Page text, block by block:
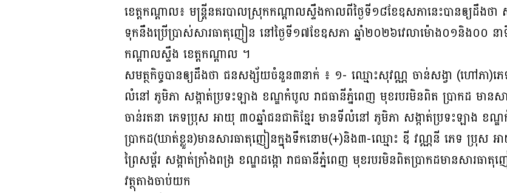
ខេត្តកណ្ដាល៖ មន្ត្រីនគរបាលស្រុកកណ្ដាលស្ទឹងកាលពីថ្ងៃទី១៨ខែឧសភានេះបានឲ្យដឹងថ
ទុកនឹងប្រើប្រាស់សារធាតុញៀន នៅថ្ងៃទី១៧ខែឧសភា ឆ្នាំ២០២៦វេលាម៉ោង០១និង០
កណ្តាលស្ទឹង ខេត្តកណ្តាល ។
សមត្ថកិច្ចបានឲ្យដឹងថា ជនសង្ស័យចំនួន៣នាក់ ៖ ១- ឈ្មោះសុវណ្ណ ចាន់សង្វា (ហៅភា)ភេ
លំនៅ ភូមិភា សង្កាត់ប្រទះឡាង ខណ្ឌកំបូល រាជធានីភ្នំពេញ មុខរបរមិនពិត ប្រាកដ មា
ចាន់រតនា ភេទប្រុស អាយុ ៣០ឆ្នាំជនជាតិខ្មែរ មានទីលំនៅ ភូមិភា សង្កាត់ប្រទះឡាង ខណ្
ប្រាកដ(ឃាត់ខ្លួន)មានសារធាតុញៀនក្នុងទឹកនោម(+)និង៣-ឈ្មោះ ឌី វណ្ណនី ភេទ ប្រុស អ
ព្រៃសម្ព័រ សង្កាត់ក្រាំងពង្រ ខណ្ឌដង្កោ រាជធានីភ្នំពេញ មុខរបរមិនពិតប្រាកដមានសារធា
វត្ថុតាងចាប់យក